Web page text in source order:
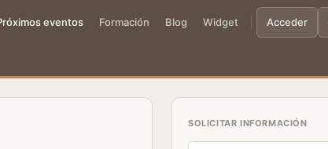
eventos Formación Blog Widget Acceder
SOLICITAR INFORMACIÓN